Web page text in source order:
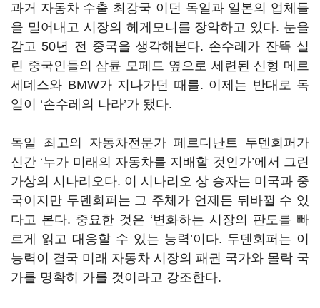
과거 자동차 수출 최강국 이던 독일과 일본의 업체들
을 밀어내고 시장의 헤게모니를 장악하고 있다. 눈을
감고 50년 전 중국을 생각해본다. 손수레가 잔뜩 실
린 중국인들의 삼륜 모페드 옆으로 세련된 신형 메르
세데스와 BMW가 지나가던 때를. 이제는 반대로 독
일이 ‘손수레의 나라’가 됐다.
독일 최고의 자동차전문가 페르디난트 두덴회퍼가
신간 ‘누가 미래의 자동차를 지배할 것인가’에서 그린
가상의 시나리오다. 이 시나리오 상 승자는 미국과 중
국이지만 두덴회퍼는 그 주체가 언제든 뒤바뀔 수 있
다고 본다. 중요한 것은 ‘변화하는 시장의 판도를 빠
르게 읽고 대응할 수 있는 능력’이다. 두덴회퍼는 이
능력이 결국 미래 자동차 시장의 패권 국가와 몰락 국
가를 명확히 가를 것이라고 강조한다.